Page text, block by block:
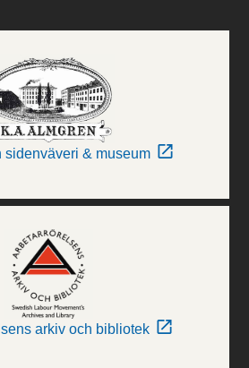
sidenväveri & museum
arkiv och bibliotek